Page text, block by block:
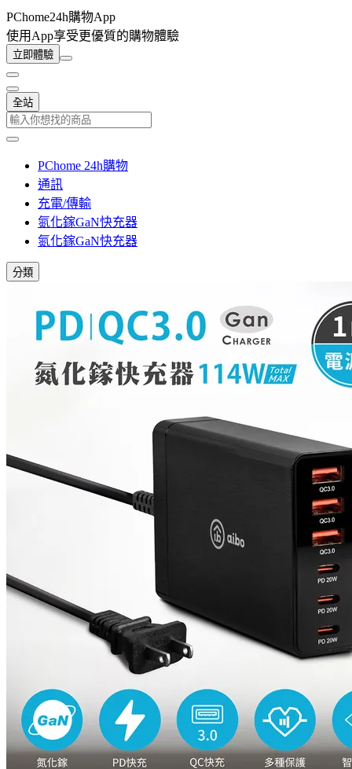
PChome24h購物App
使用App享受更優質的購物體驗
立即體驗
全站
PChome 24h購物
通訊
充電/傳輸
氮化鎵GaN快充器
氮化鎵GaN快充器
分類